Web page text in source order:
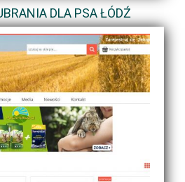
DLA PSA ŁÓDŹ